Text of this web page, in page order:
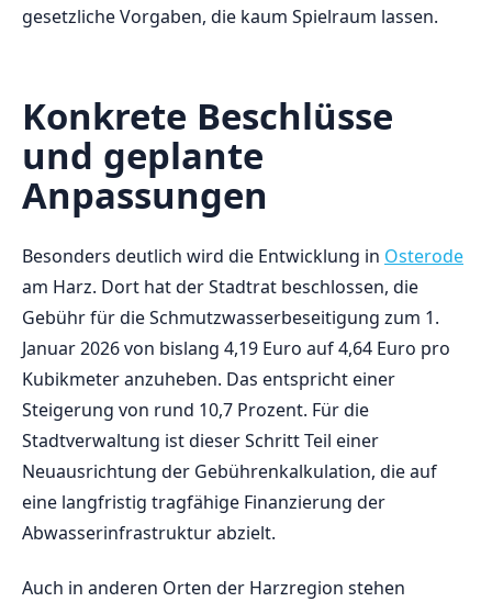
gesetzliche Vorgaben, die kaum Spielraum lassen.
Konkrete Beschlüsse
und geplante
Anpassungen
Besonders deutlich wird die Entwicklung in Osterode
am Harz. Dort hat der Stadtrat beschlossen, die
Gebühr für die Schmutzwasserbeseitigung zum 1.
Januar 2026 von bislang 4,19 Euro auf 4,64 Euro pro
Kubikmeter anzuheben. Das entspricht einer
Steigerung von rund 10,7 Prozent. Für die
Stadtverwaltung ist dieser Schritt Teil einer
Neuausrichtung der Gebührenkalkulation, die auf
eine langfristig tragfähige Finanzierung der
Abwasserinfrastruktur abzielt.
Auch in anderen Orten der Harzregion stehen